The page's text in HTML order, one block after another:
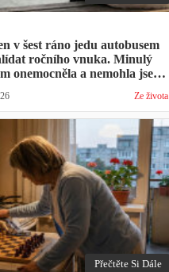
v šest ráno jedu autobusem
ročního vnuka. Minulý
onemocněla a nemohla jsem
Víš, kolik nás to stálo?"Ze života
Přečtěte Si Dále